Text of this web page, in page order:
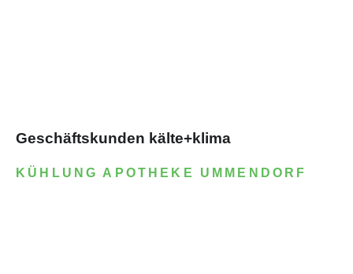
Geschäftskunden kälte+klima
KÜHLUNG APOTHEKE UMMENDORF